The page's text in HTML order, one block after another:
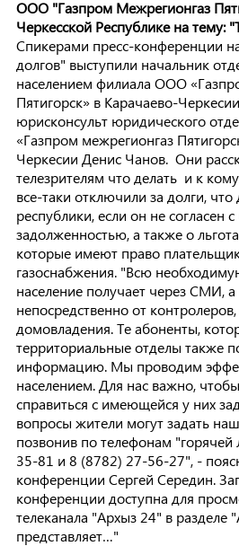
ООО "Газпром Межрегионгаз
Черкесской Республикена тему:
Спикерами пресс-конференции
долгов" выступили начальник
населением филиала ООО
Пятигорск» в Карачаево-
юрисконсульт юридического
«Газпром межрегионгаз
Черкесии Денис Чанов. Они
телезрителям что делать и к
все-таки отключили за долги, что
республики, если он не согласен
задолженностью, а также о
которые имеют право
газоснабжения. "Всю
население получает через СМИ,
непосредственно от
домовладения. Те абоненты,
территориальные отделы также
информацию. Мы проводим
населением. Для нас важно,
справиться с имеющейся у них
вопросы жители могут задать
позвонив по телефонам
35-81 и 8 (8782) 27-56-27", -
конференции Сергей Середин.
конференции доступна для
телеканала "Архыз 24" в разделе
представляет…"